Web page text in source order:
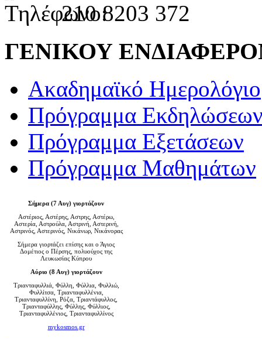
210 8203 372
ΓΕΝΙΚΟΥ
Ακαδημαϊκό Ημερολόγιο
Πρόγραμμα
Πρόγραμμα Εξετάσεων
Πρόγραμμα Μαθημάτων
Σήμερα (7 Αυγ) γιορτάζουν
Αστέριος, Αστέρης, Αστρης, Αστέρω,
Αστερία, Αστρούλα, Αστρινή, Αστερινή,
Αστρινός, Αστερινός, Νικάνωρ, Νικάνορας
Σήμερα γιορτάζει επίσης και ο Άγιος
Δομέτιος ο Πέρσης, πολυούχος της
Λευκωσίας Κύπρου
Αύριο (8 Αυγ) γιορτάζουν
Τριανταφυλλιά, Φύλλη, Φύλλια, Φυλλιώ,
Φυλλίτσα, Τριανταφυλλένια,
Τριανταφυλλίνη, Ρόζα, Τριαντάφυλλος,
Τριανταφύλλης, Φύλλης, Φύλλιος,
Τριανταφυλλένιος, Τριανταφυλλίνος
mykosmos.gr